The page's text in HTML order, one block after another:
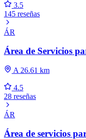
3.5
145 reseñas
ÁR
Área de Servicios
A 26.61 km
4.5
28 reseñas
ÁR
Área de servicios